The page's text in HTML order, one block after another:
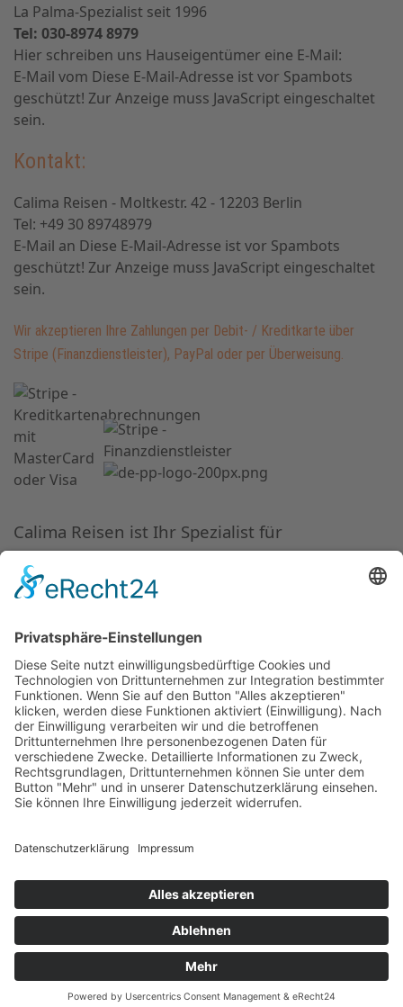
La Palma-Spezialist seit 1996
Tel: 030-8974 8979
Hier schreiben uns Hauseigentümer eine E-Mail:
E-Mail vom Diese E-Mail-Adresse ist vor Spambots
geschützt! Zur Anzeige muss JavaScript eingeschaltet
sein.
Kontakt:
Calima Reisen - Moltkestr. 42 - 12203 Berlin
Tel: +49 30 89748979
E-Mail an Diese E-Mail-Adresse ist vor Spambots
geschützt! Zur Anzeige muss JavaScript eingeschaltet
sein.
Wir akzeptieren Ihre Zahlungen per Debit- / Kreditkarte über
Stripe (Finanzdienstleister), PayPal oder per Überweisung.
Calima Reisen ist Ihr Spezialist für
Ferienhäuser und individuellen Urlaub auf La
Palma.
Folgen Sie uns:
Impressum
AGBs
Ihre Unterkunft hier anbieten
Copyright © 2025 Calima-Reisen